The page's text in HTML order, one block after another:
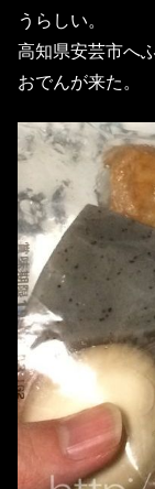
うらしい。
高知県安芸市へ
おでんが来た。